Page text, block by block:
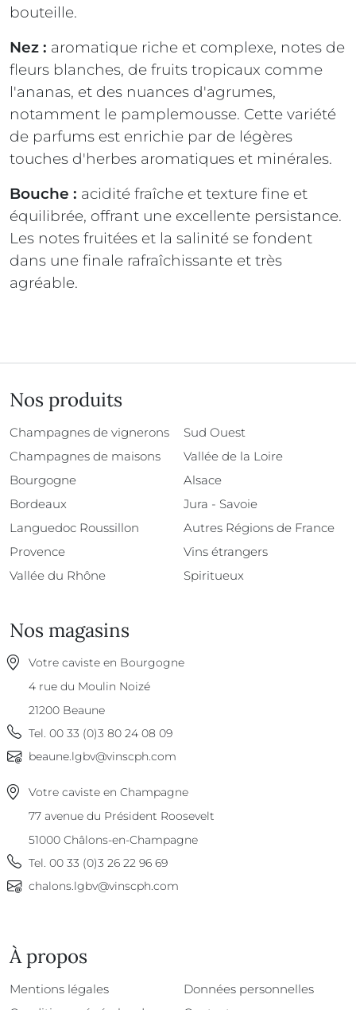
bouteille.
Nez : aromatique riche et complexe, notes de
fleurs blanches, de fruits tropicaux comme
l'ananas, et des nuances d'agrumes,
notamment le pamplemousse. Cette variété
de parfums est enrichie par de légères
touches d'herbes aromatiques et minérales.
Bouche : acidité fraîche et texture fine et
équilibrée, offrant une excellente persistance.
Les notes fruitées et la salinité se fondent
dans une finale rafraîchissante et très
agréable.
Nos produits
Champagnes de vignerons
Champagnes de maisons
Bourgogne
Bordeaux
Languedoc Roussillon
Provence
Vallée du Rhône
Sud Ouest
Vallée de la Loire
Alsace
Jura - Savoie
Autres Régions de France
Vins étrangers
Spiritueux
Nos magasins
Votre caviste en Bourgogne
4 rue du Moulin Noizé
21200 Beaune
Tel. 00 33 (0)3 80 24 08 09
beaune.lgbv@vinscph.com
Votre caviste en Champagne
77 avenue du Président Roosevelt
51000 Châlons-en-Champagne
Tel. 00 33 (0)3 26 22 96 69
chalons.lgbv@vinscph.com
À propos
À propos
Mentions légales
Données personnelles